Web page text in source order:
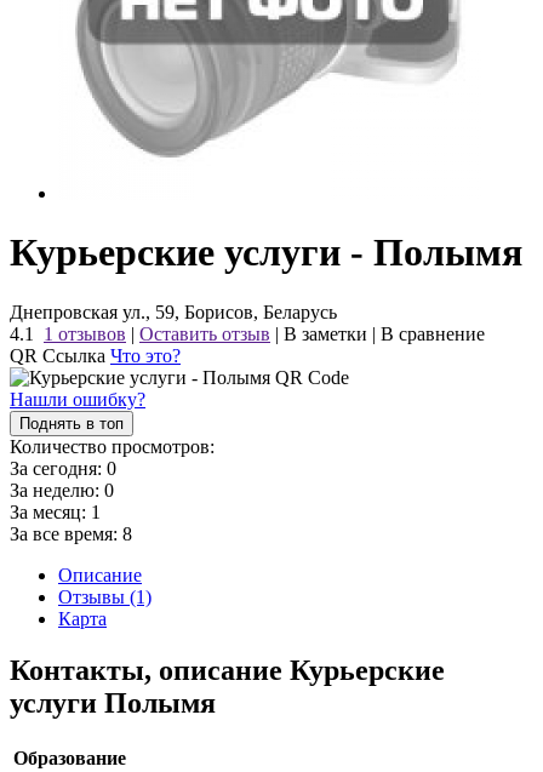
Курьерские услуги - Полымя
Днепровская ул., 59, Борисов, Беларусь
4.1
1 отзывов | Оставить отзыв | В заметки | В сравнение
QR Ссылка Что это?
Нашли ошибку?
Поднять в топ
Количество просмотров:
За сегодня: 0
За неделю: 0
За месяц: 1
За все время: 8
Описание
Отзывы (1)
Карта
Контакты, описание Курьерские
услуги Полымя
Образование